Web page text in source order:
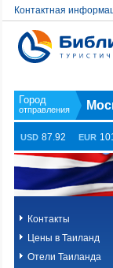
Контактная
USD 87.92 EUR
Контакты
Цены в Таиланд
Отели Таиланда